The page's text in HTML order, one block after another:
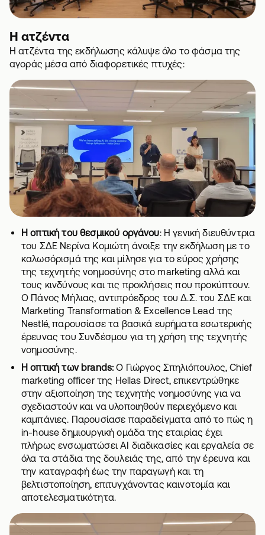
Η ατζέντα
Η ατζέντα της εκδήλωσης κάλυψε όλο το φάσμα της
αγοράς μέσα από διαφορετικές πτυχές:
Η οπτική του θεσμικού οργάνου: Η γενική διευθύντρια
του ΣΔΕ Νερίνα Κομιώτη άνοιξε την εκδήλωση με το
καλωσόρισμά της και μίλησε για το εύρος χρήσης
της τεχνητής νοημοσύνης στο marketing αλλά και
τους κινδύνους και τις προκλήσεις που προκύπτουν.
Ο Πάνος Μήλιας, αντιπρόεδρος του Δ.Σ. του ΣΔΕ και
Marketing Transformation & Excellence Lead της
Nestlé, παρουσίασε τα βασικά ευρήματα εσωτερικής
έρευνας του Συνδέσμου για τη χρήση της τεχνητής
νοημοσύνης.
Η οπτική των brands: Ο Γιώργος Σπηλιόπουλος, Chief
marketing officer της Hellas Direct, επικεντρώθηκε
στην αξιοποίηση της τεχνητής νοημοσύνης για να
σχεδιαστούν και να υλοποιηθούν περιεχόμενο και
καμπάνιες. Παρουσίασε παραδείγματα από το πώς η
in-house δημιουργική ομάδα της εταιρίας έχει
πλήρως ενσωματώσει AI διαδικασίες και εργαλεία σε
όλα τα στάδια της δουλειάς της, από την έρευνα και
την καταγραφή έως την παραγωγή και τη
βελτιστοποίηση, επιτυγχάνοντας καινοτομία και
αποτελεσματικότητα.